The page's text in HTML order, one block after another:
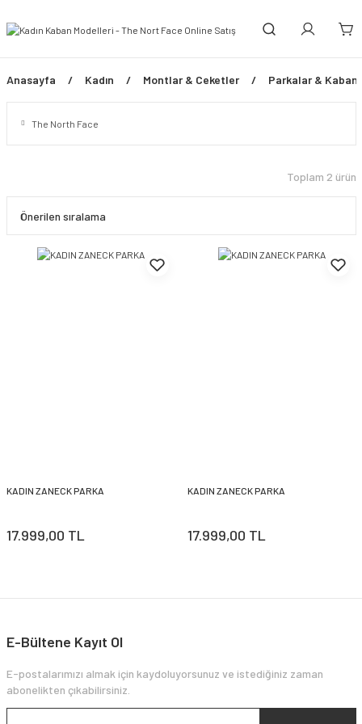
Anasayfa Kadın Montlar & Ceketler Parkalar &
The North Face
Toplam 2 ürün
KADIN ZANECK PARKA
17.999,00 TL
KADIN ZANECK PARKA
17.999,00 TL
E-Bültene Kayıt Ol
E-postalarımızı almak için kaydoluyorsunuz ve istediğiniz zaman
abonelikten çıkabilirsiniz.